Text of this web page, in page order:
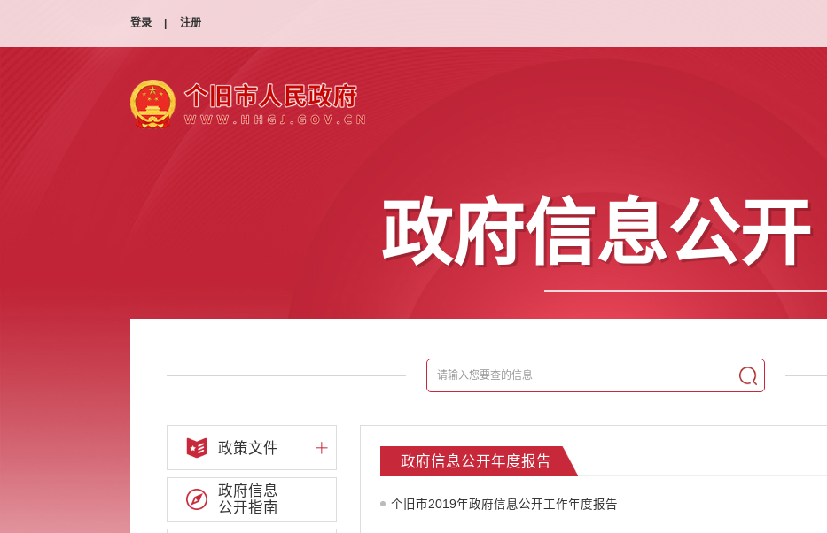
登录 注册
政府信息公开
政策文件
政府信息
公开指南
政府信息公开年度报告
个旧市2019年政府信息公开工作年度报告